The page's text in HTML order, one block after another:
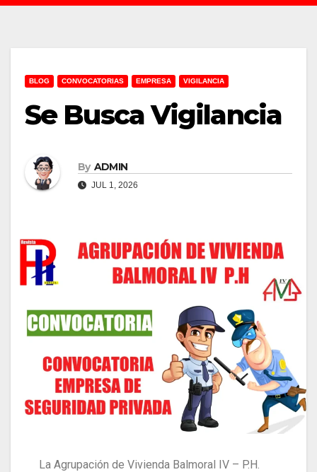
BLOG CONVOCATORIAS EMPRESA VIGILANCIA
Se Busca Vigilancia
By ADMIN
JUL 1, 2026
La Agrupación de Vivienda Balmoral IV – P.H.